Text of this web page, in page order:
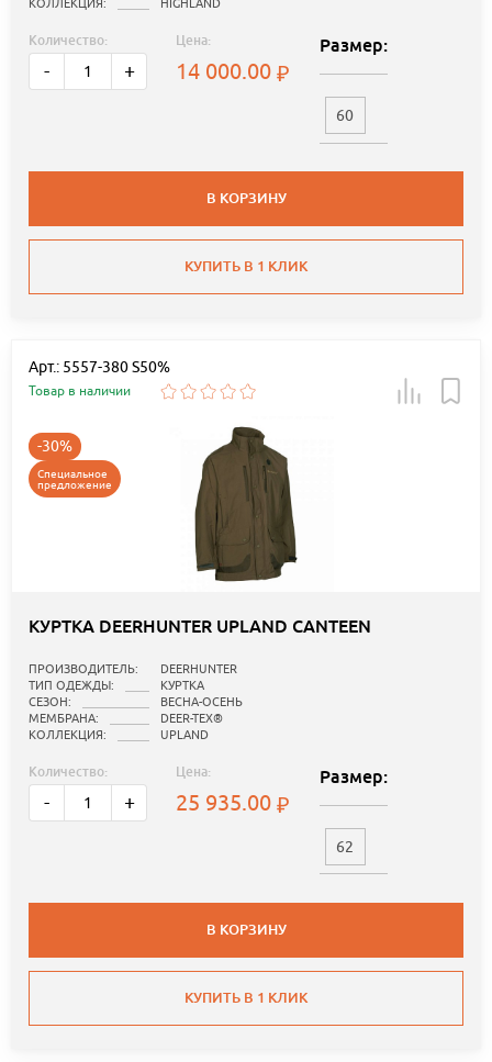
КОЛЛЕКЦИЯ:
HIGHLAND
Количество:
- +
Цена:
14 000.00
Размер:
60
В КОРЗИНУ
КУПИТЬ В 1 КЛИК
Арт.: 5557-380 S50%
Товар в наличии
-30%
Специальное
предложение
КУРТКА DEERHUNTER UPLAND CANTEEN
ПРОИЗВОДИТЕЛЬ:
DEERHUNTER
ТИП ОДЕЖДЫ:
КУРТКА
СЕЗОН:
ВЕСНА-ОСЕНЬ
МЕМБРАНА:
DEER-TEX®
КОЛЛЕКЦИЯ:
UPLAND
Количество:
- +
Цена:
25 935.00
Размер:
62
В КОРЗИНУ
КУПИТЬ В 1 КЛИК